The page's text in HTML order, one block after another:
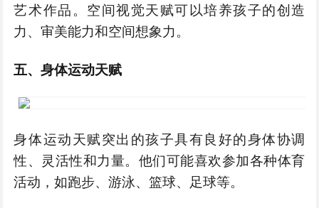
艺术作品。空间视觉天赋可以培养孩子的创造
力、审美能力和空间想象力。
五、身体运动天赋
身体运动天赋突出的孩子具有良好的身体协调
性、灵活性和力量。他们可能喜欢参加各种体育
活动，如跑步、游泳、篮球、足球等。